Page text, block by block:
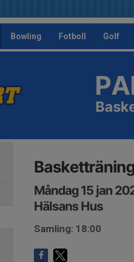
Bowling Fotboll Golf
Måndag 15 jan
Hälsans Hus
Samling: 18:00